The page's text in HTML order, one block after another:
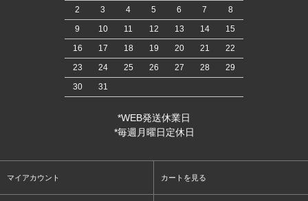
2
3 4 5 6 7
8
9
10 11 12 13 14
15
16
17 18 19 20 21
22
23
24 25 26 27 28
29
30
31
*WEB発送休業日
*毎週月曜日定休日
マイアカウント カートを見る